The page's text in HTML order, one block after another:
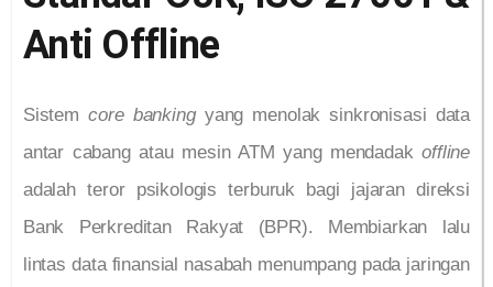
Anti Offline
Sistemcore bankingyang menolak sinkronisasi data
antar cabang atau mesin ATM yang mendadakoffline
adalah teror psikologis terburuk bagi jajaran direksi
Bank Perkreditan Rakyat (BPR). Membiarkan lalu
lintas data finansial nasabah menumpang pada jaringan